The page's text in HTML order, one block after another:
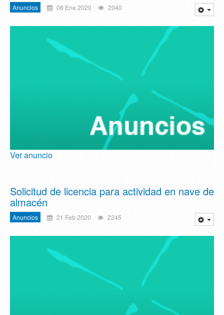
Anuncios 08 Ene 2020 2040
Ver anuncio
Solicitud de licencia para actividad en nave de
almacén
Anuncios 21 Feb 2020 2245